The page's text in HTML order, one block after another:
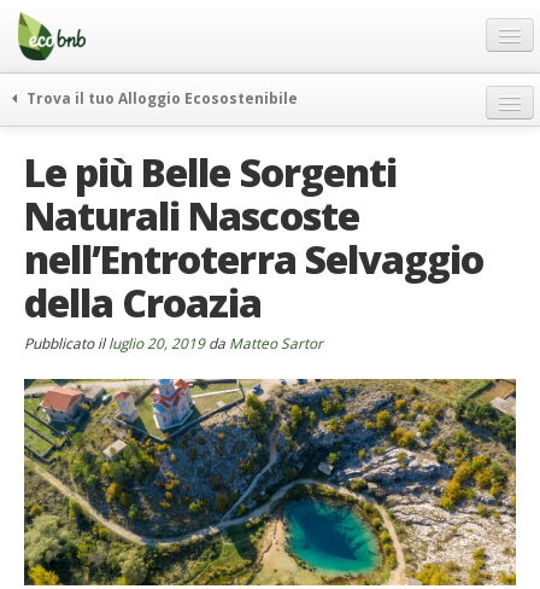
Menu
Salta
contenuto
Offerte Speciali
Regali
FAQ
Chi Siamo
Partner
Contatti
Italiano
German
English
Spanish
French
Trova il tuo Alloggio Ecosostenibile
itinerari
curiosità
vivere e viaggiare verde
news ed eventi
ecohotel
Le più Belle Sorgenti
Naturali Nascoste
nell’Entroterra Selvaggio
della Croazia
Pubblicato illuglio 20, 2019da Matteo Sartor